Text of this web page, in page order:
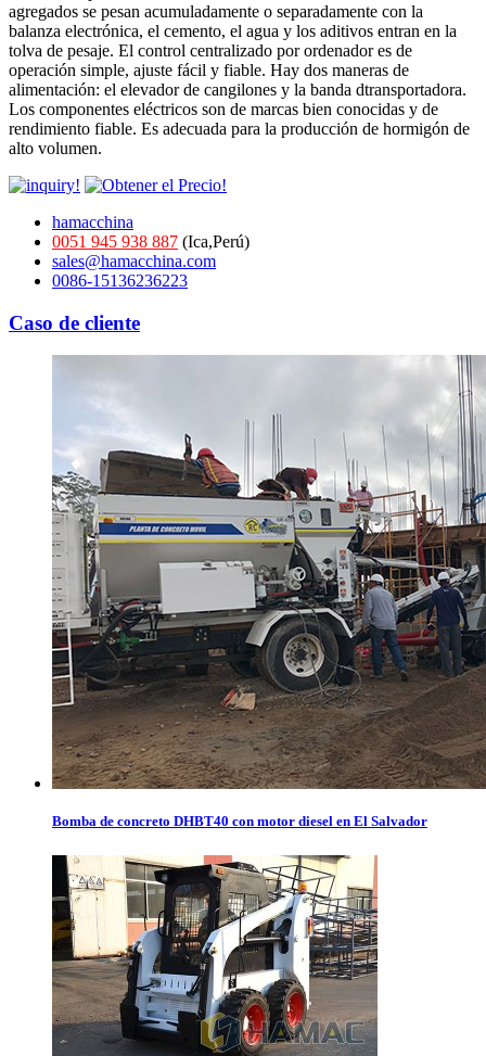
agregados se pesan acumuladamente o separadamente con la
balanza electrónica, el cemento, el agua y los aditivos entran en la
tolva de pesaje. El control centralizado por ordenador es de
operación simple, ajuste fácil y fiable. Hay dos maneras de
alimentación: el elevador de cangilones y la banda dtransportadora.
Los componentes eléctricos son de marcas bien conocidas y de
rendimiento fiable. Es adecuada para la producción de hormigón de
alto volumen.
hamacchina
0051 945 938 887 (Ica,Perú)
sales@hamacchina.com
0086-15136236223
Caso de cliente
Bomba de concreto DHBT40 con motor diesel en El Salvador